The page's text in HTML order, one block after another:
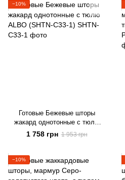
−10%
Готовые Бежевые шторы
жакард однотонные с тюлю
ALBO (SHTN-C33-1)
1 758 грн 1 953 грн
−10%